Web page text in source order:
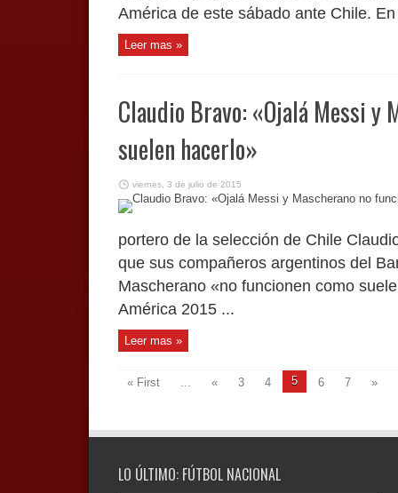
América de este sábado ante Chile.
Leer mas »
Claudio Bravo: «Ojalá Messi y
suelen hacerlo»
viernes, 3 de julio de 2015
portero de la selección de Chile
que sus compañeros argentinos del
Mascherano «no funcionen como
América 2015 ...
Leer mas »
« First ... « 3 4 5 6 7 »
LO ÚLTIMO: FÚTBOL NACIONAL